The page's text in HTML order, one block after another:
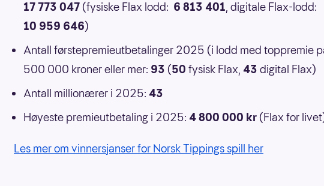
17 773 047 (fysiske Flax lodd: 6 813 401, digitale Flax-lodd:
10 959 646)
Antall førstepremieutbetalinger 2025 (i lodd med toppremie
500 000 kroner eller mer: 93 (50 fysisk Flax, 43 digital Flax)
Antall millionærer i 2025: 43
Høyeste premieutbetaling i 2025: 4 800 000 kr (Flax for
Les mer om vinnersjanser for Norsk Tippings spill her